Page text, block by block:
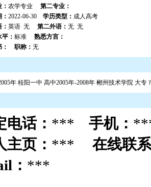
农学专业 第二专业：
2022-06-30 学历类型： 成人高考
英语 无 第二外语： 无 无
： 标准 熟悉方言：
职称： 无
年 桂阳一中 高中2005年-2008年 郴州技术学院 大
电话： *** 手机：
主页： *** 在线联
： ***